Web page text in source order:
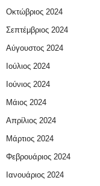
Οκτώβριος 2024
Σεπτέμβριος 2024
Αύγουστος 2024
Ιούλιος 2024
Ιούνιος 2024
Μάιος 2024
Απρίλιος 2024
Μάρτιος 2024
Φεβρουάριος 2024
Ιανουάριος 2024